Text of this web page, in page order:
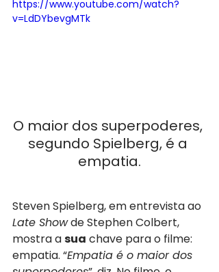
https://www.youtube.com/watch?
v=LdDYbevgMTk
O maior dos superpoderes,
segundo Spielberg, é a
empatia.
Steven Spielberg, em entrevista ao
Late Show de Stephen Colbert,
mostra a sua chave para o filme:
empatia. “Empatia é o maior dos